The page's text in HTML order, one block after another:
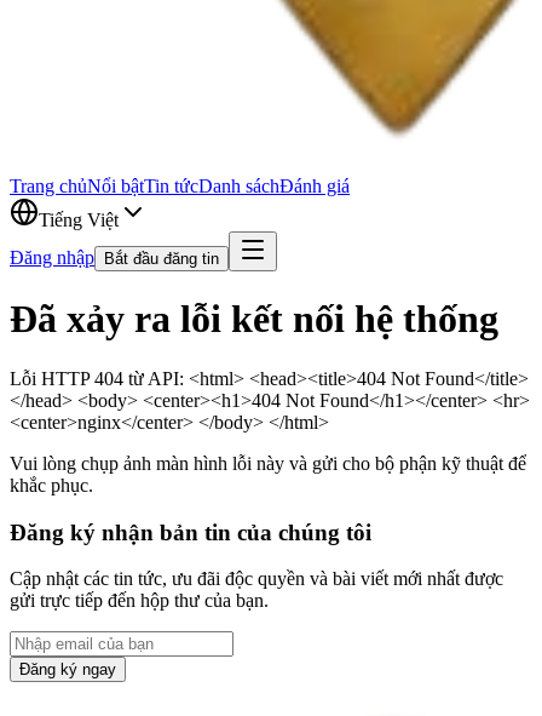
Trang chủNổi bậtTin tứcDanh sáchĐánh giá
Tiếng Việt
Đăng nhập
Bắt đầu đăng tin
Đã xảy ra lỗi kết nối hệ thống
Lỗi HTTP 404 từ API: <html> <head><title>404 Not Found</title>
</head> <body> <center><h1>404 Not Found</h1></center> <hr>
<center>nginx</center> </body> </html>
Vui lòng chụp ảnh màn hình lỗi này và gửi cho bộ phận kỹ thuật để
khắc phục.
Đăng ký nhận bản tin của chúng tôi
Cập nhật các tin tức, ưu đãi độc quyền và bài viết mới nhất được
gửi trực tiếp đến hộp thư của bạn.
Đăng ký ngay